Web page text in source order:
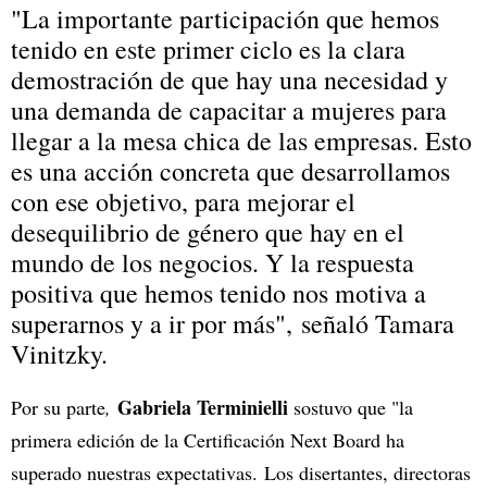
"La importante participación que hemos
tenido en este primer ciclo es la clara
demostración de que hay una necesidad y
una demanda de capacitar a mujeres para
llegar a la mesa chica de las empresas. Esto
es una acción concreta que desarrollamos
con ese objetivo, para mejorar el
desequilibrio de género que hay en el
mundo de los negocios. Y la respuesta
positiva que hemos tenido nos motiva a
superarnos y a ir por más", señaló Tamara
Vinitzky.
Por su parte, Gabriela Terminielli sostuvo que "la
primera edición de la Certificación Next Board ha
superado nuestras expectativas. Los disertantes, directoras